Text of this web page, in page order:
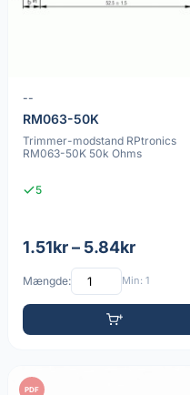
--
RM063-50K
Trimmer-modstand RPtronics
RM063-50K 50k Ohms
5
1.51kr – 5.84kr
Mængde: Min: 1
PDF